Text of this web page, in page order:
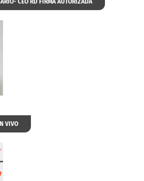
CEO RD FIRMA AUTORIZADA
VIVO